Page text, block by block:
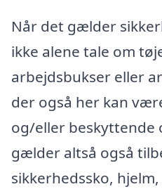
Når det gælder
ikke alene tale om
arbejdsbukser eller
der også her kan
og/eller beskyttende
gælder altså også
sikkerhedssko,